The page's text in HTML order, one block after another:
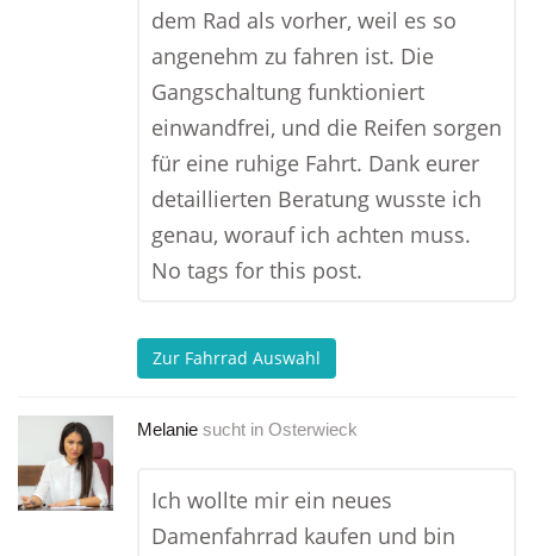
dem Rad als vorher, weil es so
angenehm zu fahren ist. Die
Gangschaltung funktioniert
einwandfrei, und die Reifen sorgen
für eine ruhige Fahrt. Dank eurer
detaillierten Beratung wusste ich
genau, worauf ich achten muss.
No tags for this post.
Zur Fahrrad Auswahl
Melanie sucht in Osterwieck
Ich wollte mir ein neues
Damenfahrrad kaufen und bin